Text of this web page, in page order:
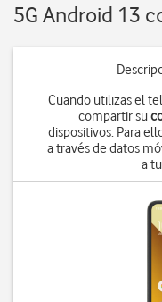
5G Android 13
Cuando utilizas el
compartir su
dispositivos. Para
a través de datos
a